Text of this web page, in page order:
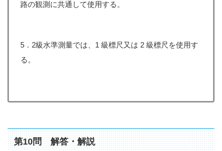
路の観測に共通して使用する。
5．2級水準測量では、1 級標尺又は 2 級標尺を使用す
る。
第10問 解答・解説